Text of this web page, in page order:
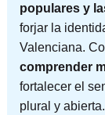
populares y
forjar la
Valenciana.
comprender
fortalecer el
plural y abierta.